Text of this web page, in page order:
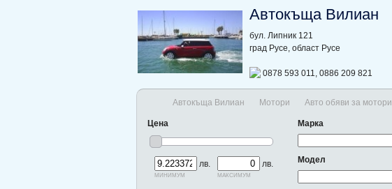
Автокъща Вилиан
бул. Липник 121
град Русе, област Русе
0878 593 011, 0886 209 821
Автокъща Вилиан Мотори Авто обяви за мотори
Цена
лв.
минимум
лв.
максимум
Марка
Модел